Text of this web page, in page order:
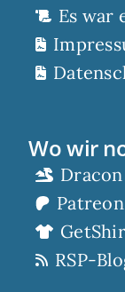
Es war
Wo wir
Dracon
Patreon
RSP-